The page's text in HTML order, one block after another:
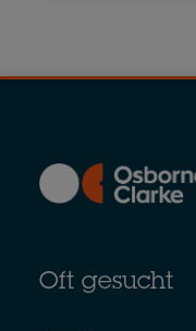
Oft gesucht